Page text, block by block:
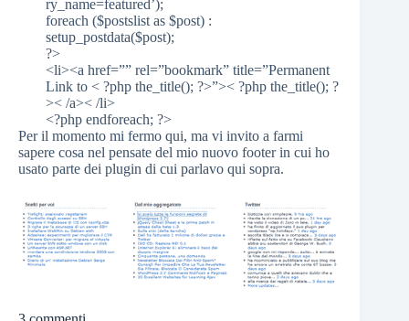
ry_name=featured’);
foreach ($postslist as $post) :
setup_postdata($post);
?>
<li><a href=”” rel=”bookmark” title=”Permanent
Link to < ?php the_title(); ?>”>< ?php the_title(); ?
>< /a>< /li>
<?php endforeach; ?>
Per il momento mi fermo qui, ma vi invito a farmi
sapere cosa nel pensate del mio nuovo footer in cui ho
usato parte dei plugin di cui parlavo qui sopra.